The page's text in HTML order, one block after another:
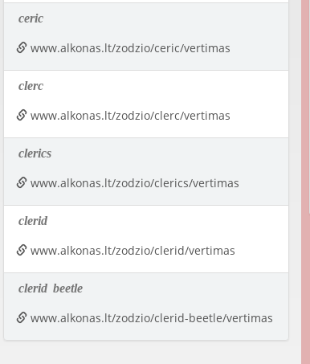
ceric
www.alkonas.lt/zodzio/ceric/vertimas
clerc
www.alkonas.lt/zodzio/clerc/vertimas
clerics
www.alkonas.lt/zodzio/clerics/vertimas
clerid
www.alkonas.lt/zodzio/clerid/vertimas
clerid beetle
www.alkonas.lt/zodzio/clerid-beetle/vertimas